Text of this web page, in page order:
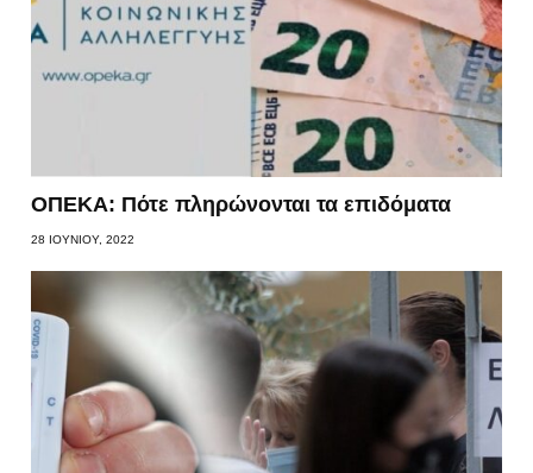
ΟΠΕΚΑ: Πότε πληρώνονται τα επιδόματα
28 ΙΟΥΝΊΟΥ, 2022